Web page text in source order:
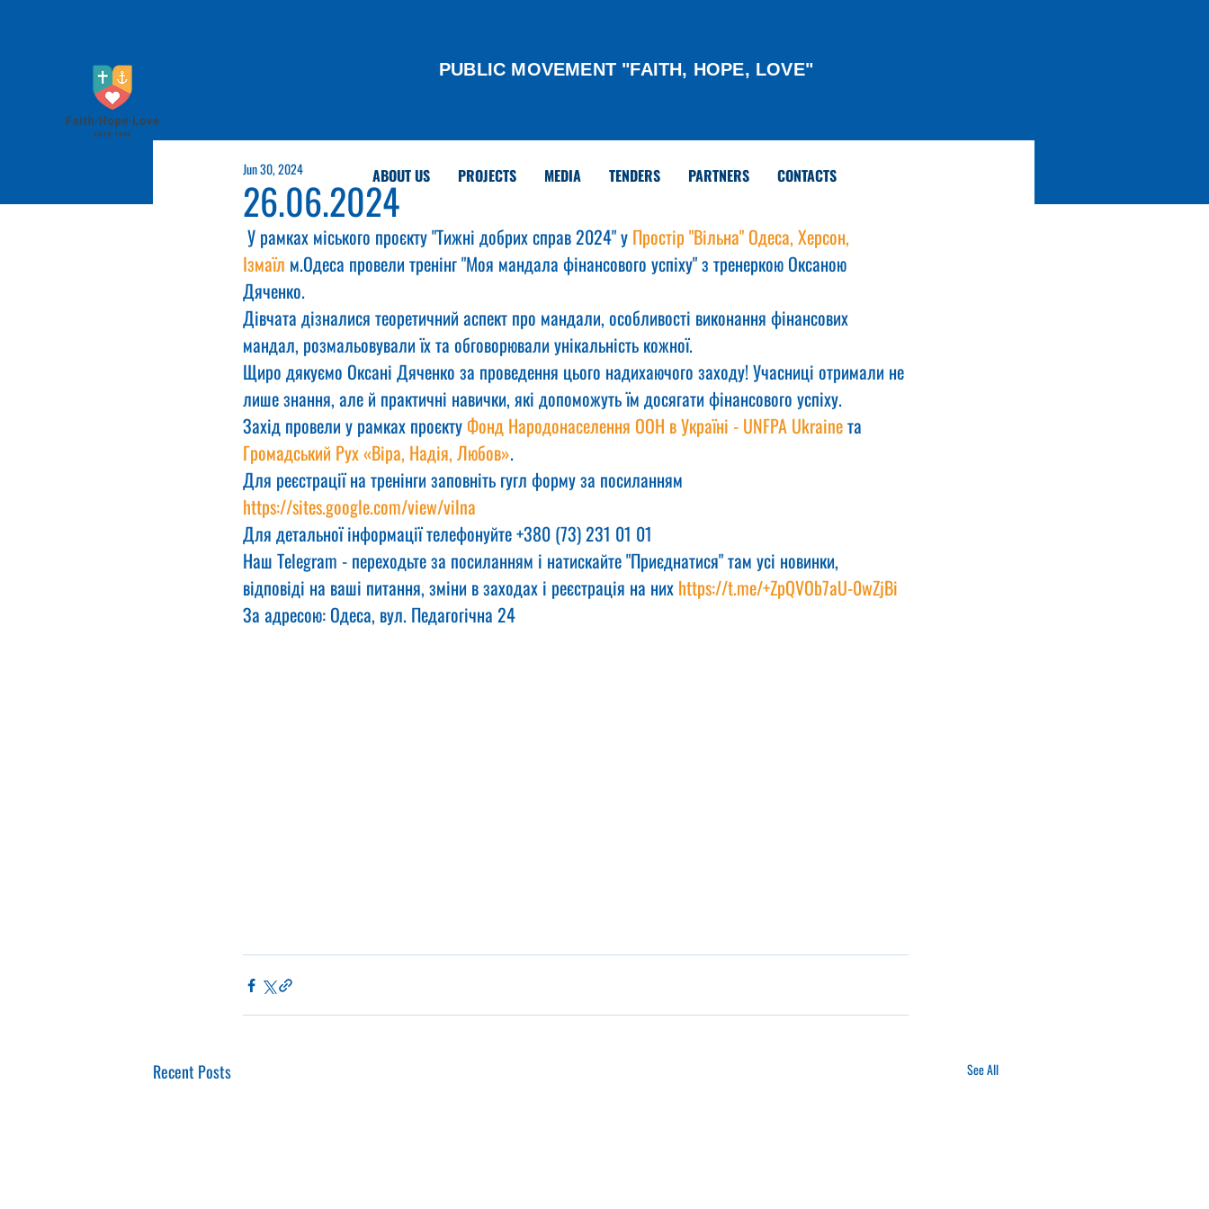
PUBLIC MOVEMENT "FAITH, HOPE, LOVE"
ABOUT US PROJECTS MEDIA TENDERS PARTNERS CONTACTS
26.06.2024
Jun 30, 2024
У рамках міського проєкту "Тижні добрих справ 2024" у Простір "Вільна" Одеса, Херсон,
Ізмаїл м.Одеса провели тренінг "Моя мандала фінансового успіху" з тренеркою Оксаною
Дяченко.
Дівчата дізналися теоретичний аспект про мандали, особливості виконання фінансових
мандал, розмальовували їх та обговорювали унікальність кожної.
Щиро дякуємо Оксані Дяченко за проведення цього надихаючого заходу! Учасниці отримали не
лише знання, але й практичні навички, які допоможуть їм досягати фінансового успіху.
Захід провели у рамках проєкту Фонд Народонаселення ООН в Україні - UNFPA Ukraine та
Громадський Рух «Віра, Надія, Любов».
Для реєстрації на тренінги заповніть гугл форму за посиланням
https://sites.google.com/view/vilna
Для детальної інформації телефонуйте +380 (73) 231 01 01
Наш Telegram - переходьте за посиланням і натискайте "Приєднатися" там усі новинки,
відповіді на ваші питання, зміни в заходах і реєстрація на них https://t.me/+ZpQVOb7aU-0wZjBi
За адресою: Одеса, вул. Педагогічна 24
Recent Posts See All